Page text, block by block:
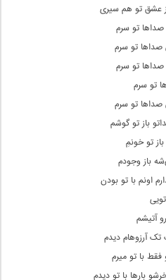
عشق تو هم سیری
تو سرم
تو سرم
تو سرم
تو سرم
تو سرم
باز تو گوشم
تو خونمِ
باز وجودم
اونم با تو بودن
تویی
آتیشم
آرزوهام دیدم
فقط با تو میرم
بارها با تو دیدم